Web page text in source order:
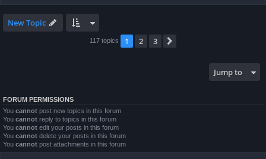
New Topic
117 topics 1 2 3
Jump to
FORUM PERMISSIONS
You cannot post new topics in this forum
You cannot reply to topics in this forum
You cannot edit your posts in this forum
You cannot delete your posts in this forum
You cannot post attachments in this forum